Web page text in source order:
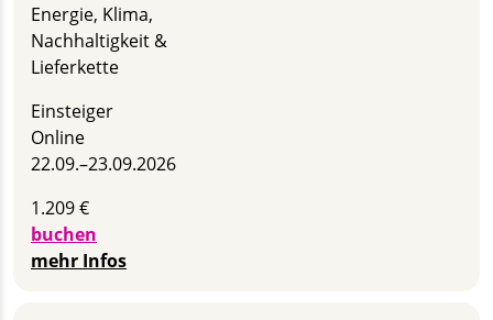
Energie, Klima,
Nachhaltigkeit &
Lieferkette
Einsteiger
Online
22.09.–23.09.2026
1.209 €
buchen
mehr Infos